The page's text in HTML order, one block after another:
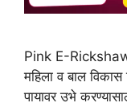
Pink E-Rickshaw
महिला व बाल विकास
पायावर उभे